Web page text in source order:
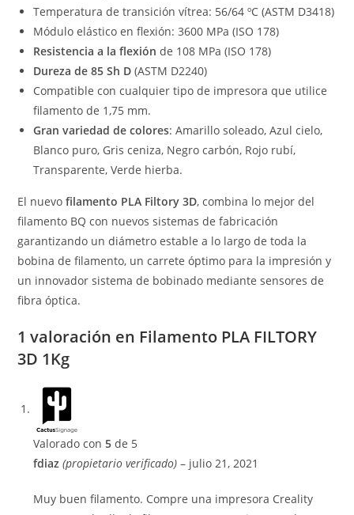
Temperatura de transición vítrea: 56/64 ºC (ASTM D3418)
Módulo elástico en flexión: 3600 MPa (ISO 178)
Resistencia a la flexión de 108 MPa (ISO 178)
Dureza de 85 Sh D (ASTM D2240)
Compatible con cualquier tipo de impresora que utilice
filamento de 1,75 mm.
Gran variedad de colores: Amarillo soleado, Azul cielo,
Blanco puro, Gris ceniza, Negro carbón, Rojo rubí,
Transparente, Verde hierba.
El nuevofilamento PLA Filtory 3D, combina lo mejor del
filamento BQ con nuevos sistemas de fabricación
garantizando un diámetro estable a lo largo de toda la
bobina de filamento, un carrete óptimo para la impresión y
un innovador sistema de bobinado mediante sensores de
fibra óptica.
1 valoración en Filamento PLA FILTORY
3D 1Kg
Valorado con5 de 5
fdiaz(propietario verificado) – julio 21, 2021
Muy buen filamento. Compre una impresora Creality